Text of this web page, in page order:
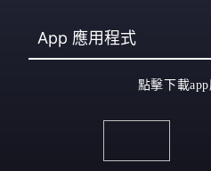
App 應用程式
點擊下載